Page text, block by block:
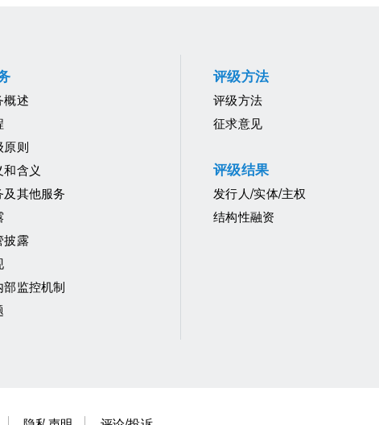
概述
原则
和含义
其他服务
披露
监控机制
评级方法
评级方法
征求意见
评级结果
发行人/实体/主权
结构性融资